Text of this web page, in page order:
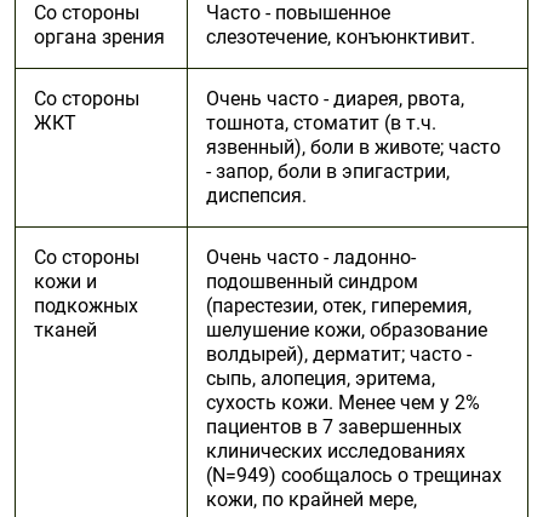
Со стороны
органа зрения
Часто - повышенное
слезотечение, конъюнктивит.
Со стороны
ЖКТ
Очень часто - диарея, рвота,
тошнота, стоматит (в т.ч.
язвенный), боли в животе; часто
- запор, боли в эпигастрии,
диспепсия.
Со стороны
кожи и
подкожных
тканей
Очень часто - ладонно-
подошвенный синдром
(парестезии, отек, гиперемия,
шелушение кожи, образование
волдырей), дерматит; часто -
сыпь, алопеция, эритема,
сухость кожи. Менее чем у 2%
пациентов в 7 завершенных
клинических исследованиях
(N=949) сообщалось о трещинах
кожи, по крайней мере,